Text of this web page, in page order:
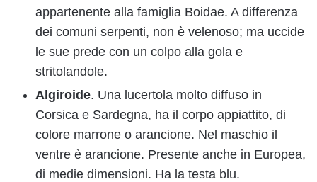
appartenente alla famiglia Boidae. A differenza
dei comuni serpenti, non è velenoso; ma uccide
le sue prede con un colpo alla gola e
stritolandole.
Algiroide. Una lucertola molto diffuso in
Corsica e Sardegna, ha il corpo appiattito, di
colore marrone o arancione. Nel maschio il
ventre è arancione. Presente anche in Europea,
di medie dimensioni. Ha la testa blu.